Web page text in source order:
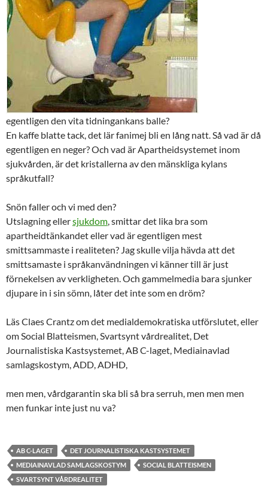
egentligen den vita tidningankans balle?
En kaffe blatte tack, det lär fanimej bli en lång natt. Så vad är då
egentligen en neger? Och vad är Apartheidsystemet inom
sjukvården, är det kristallerna av den mänskliga kylans
språkutfall?
Snön faller och vi med den?
Utslagning ellersjukdom, smittar det lika bra som
apartheidtänkandet eller vad är egentligen mest
smittsammaste i realiteten? Jag skulle vilja hävda att det
smittsamaste i språkanvändningen vi känner till är just
förnekelsen av verkligheten. Och gammelmedia bara sjunker
djupare in i sin sömn, låter det inte som en dröm?
Läs Claes Crantz om det medialdemokratiska utförslutet, eller
om Social Blatteismen, Svartsynt vårdrealitet, Det
Journalistiska Kastsystemet, AB C-laget, Mediainavlad
samlagskostym, ADD, ADHD,
men men, vårdgarantin ska bli så bra serruh, men men men
men funkar inte just nu va?
AB C-LAGET
DET JOURNALISTISKA KASTSYSTEMET
MEDIAINAVLAD SAMLAGSKOSTYM
SOCIAL BLATTEISMEN
SVARTSYNT VÅRDREALITET